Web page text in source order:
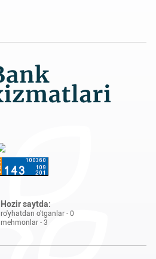
Hozir saytda:
ro'yhatdan o'tganlar - 0
mehmonlar - 3